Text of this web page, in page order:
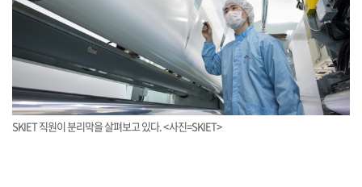
SKIET 직원이 분리막을 살펴보고 있다. <사진=SKIET>